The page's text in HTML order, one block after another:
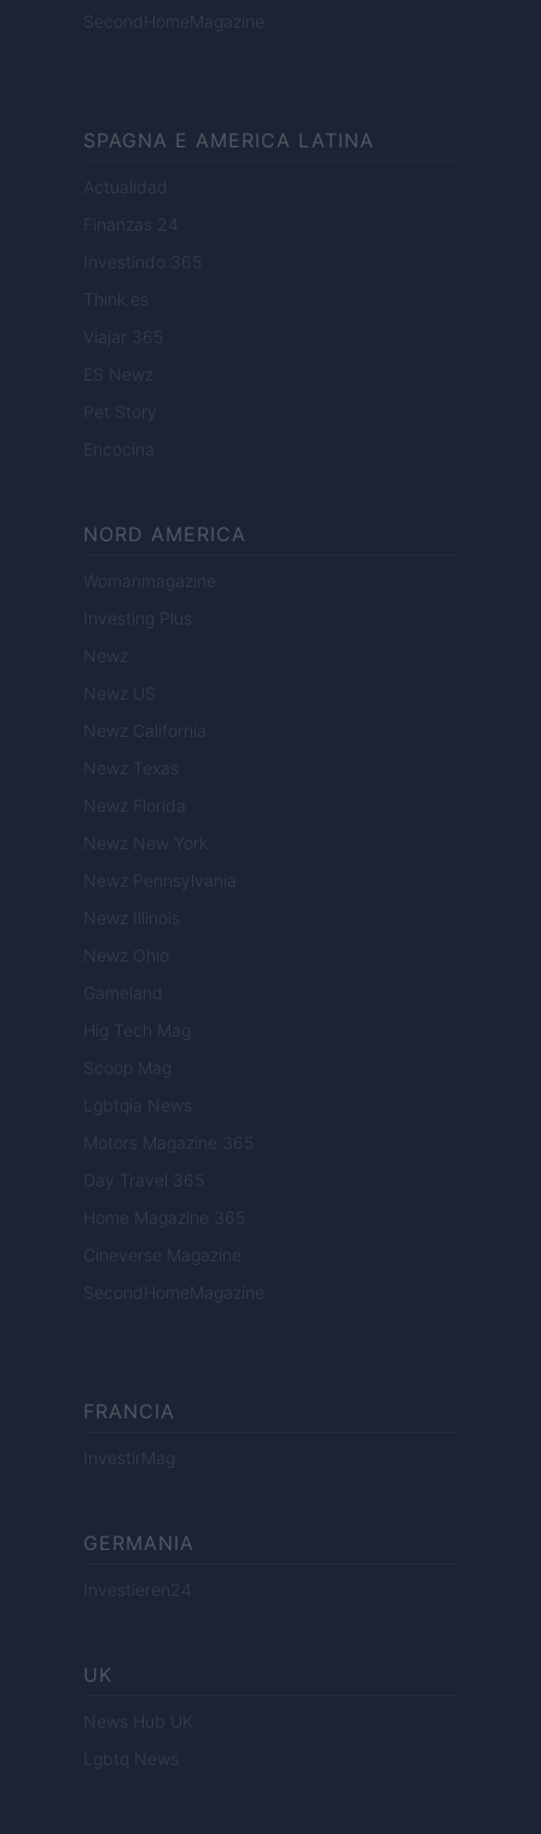
SecondHomeMagazine
SPAGNA E AMERICA LATINA
Actualidad
Finanzas 24
Investindo 365
Think.es
Viajar 365
ES Newz
Pet Story
Encocina
NORD AMERICA
Womanmagazine
Investing Plus
Newz
Newz US
Newz California
Newz Texas
Newz Florida
Newz New York
Newz Pennsylvania
Newz Illinois
Newz Ohio
Gameland
Hig Tech Mag
Scoop Mag
Lgbtqia News
Motors Magazine 365
Day Travel 365
Home Magazine 365
Cineverse Magazine
SecondHomeMagazine
FRANCIA
InvestirMag
GERMANIA
Investieren24
UK
News Hub UK
Lgbtq News